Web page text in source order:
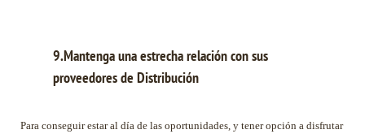
9.Mantenga una estrecha relación con sus
proveedores de Distribución
Para conseguir estar al día de las oportunidades, y tener opción a disfrutar